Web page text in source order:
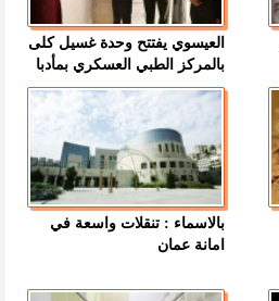
العيسوي يفتتح وحدة غسيل كلى
بالمركز الطبي العسكري بمأدبا
بالاسماء : تنقلات واسعة في
امانة عمان